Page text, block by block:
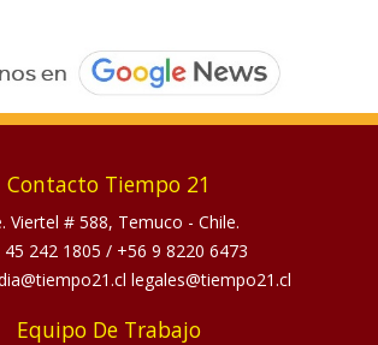
Contacto Tiempo 21
Viertel # 588, Temuco - Chile.
45 242 1805 / +56 9 8220 6473
legales@tiempo21.cl
Equipo De Trabajo